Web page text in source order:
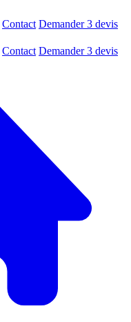
Contact Demander 3 devis
Contact Demander 3 devis